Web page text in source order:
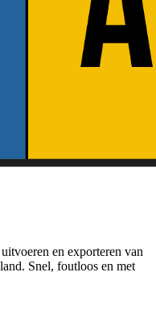
en exporteren van
Snel, foutloos en met